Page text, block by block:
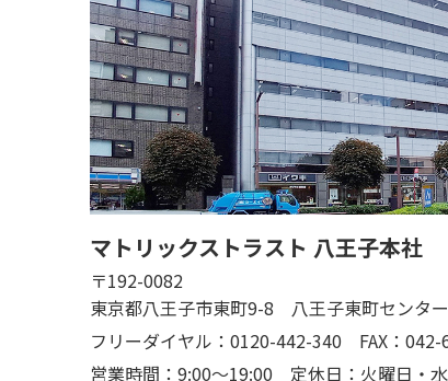
マトリックストラスト 八王子本社
〒192-0082
東京都八王子市東町9-8 八王子東町センタ
フリーダイヤル：0120-442-340
FAX：
営業時間：9:00～19:00
定休日：火曜日・